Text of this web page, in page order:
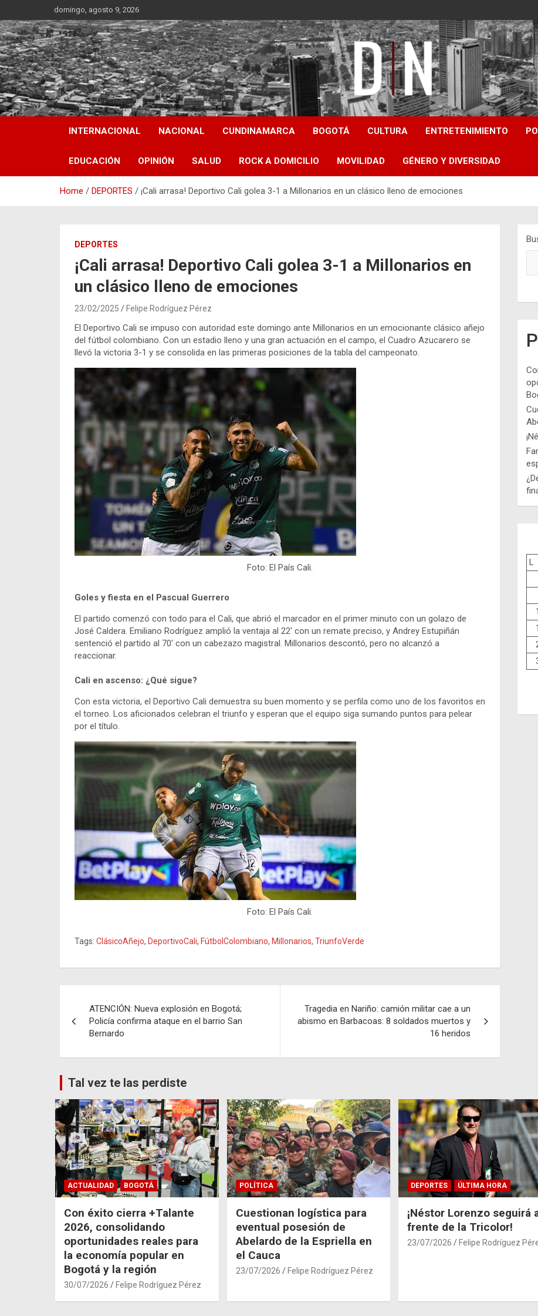
to
content
domingo, agosto 9, 2026
Diámetro Noticias
INTERNACIONAL NACIONAL CUNDINAMARCA BOGOTÁ CULTURA ENTRETENIMIENTO
EDUCACIÓN OPINIÓN SALUD ROCK A DOMICILIO MOVILIDAD GÉNERO Y DIVERSIDAD
Home DEPORTES ¡Cali arrasa! Deportivo Cali golea 3-1 a Millonarios en un clásico lleno de emociones
DEPORTES
¡Cali arrasa! Deportivo Cali golea 3-1 a Millonarios en
un clásico lleno de emociones
23/02/2025 Felipe Rodríguez Pérez
El Deportivo Cali se impuso con autoridad este domingo ante Millonarios en un emocionante clásico añejo
del fútbol colombiano. Con un estadio lleno y una gran actuación en el campo, el Cuadro Azucarero se
llevó la victoria 3-1 y se consolida en las primeras posiciones de la tabla del campeonato.
Foto: El País Cali.
Goles y fiesta en el Pascual Guerrero
El partido comenzó con todo para el Cali, que abrió el marcador en el primer minuto con un golazo de
José Caldera. Emiliano Rodríguez amplió la ventaja al 22′ con un remate preciso, y Andrey Estupiñán
sentenció el partido al 70′ con un cabezazo magistral. Millonarios descontó, pero no alcanzó a
reaccionar.
Cali en ascenso: ¿Qué sigue?
Con esta victoria, el Deportivo Cali demuestra su buen momento y se perfila como uno de los favoritos en
el torneo. Los aficionados celebran el triunfo y esperan que el equipo siga sumando puntos para pelear
por el título.
Foto: El País Cali.
Tags: ClásicoAñejo, DeportivoCali, FútbolColombiano, Millonarios, TriunfoVerde
de
ATENCIÓN: Nueva explosión en Bogotá;
Policía confirma ataque en el barrio San
Bernardo
Tragedia en Nariño: camión militar cae a un
abismo en Barbacoas: 8 soldados muertos y
16 heridos
L
Tal vez te las perdiste
ACTUALIDAD BOGOTÁ
Con éxito cierra +Talante
2026, consolidando
oportunidades reales para
la economía popular en
Bogotá y la región
30/07/2026 Felipe Rodríguez Pérez
POLÍTICA
Cuestionan logística para
eventual posesión de
Abelardo de la Espriella en
el Cauca
23/07/2026 Felipe Rodríguez Pérez
DEPORTES ÚLTIMA HORA
¡Néstor Lorenzo seguirá
frente de la Tricolor!
23/07/2026 Felipe Rodríguez